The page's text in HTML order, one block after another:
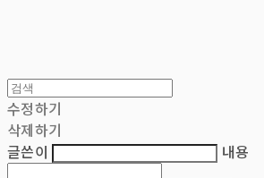
수정하기
삭제하기
글쓴이
내용